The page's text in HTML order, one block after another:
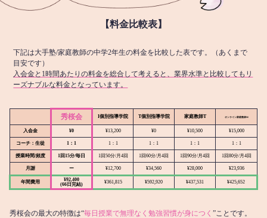
【料金比較表】
下記は大手塾/家庭教師の中学2年生の料金を比較した表です。（あくまで
目安です）
入会金と1時間あたりの料金を総合して考えると、業界水準と比較してもリ
ーズナブルな料金となっています。
秀桜会 I個別指導学院 T個別指導学院 家庭教師T オンライン家庭教師M
入会金 ¥0 ¥13,200 ¥0 ¥10,500 ¥15,000
コーチ：生徒 1：1 1：1 1：1 1：1 1：1
授業時間/頻度 1回15分/毎日 1回50分/月4回 1回60分/月4回 1回90分/月4回 1回80分/月4回
月謝 ー ¥12,700 ¥34,560 ¥28,000 ¥23,936
年間費用
¥92,400
(66日完結)
¥361,815 ¥592,920 ¥437,531 ¥425,652
秀桜会の最大の特徴は“毎日授業で無理なく勉強習慣が身につく ”ことです。